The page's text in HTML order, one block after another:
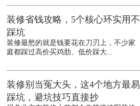
装修省钱攻略，5个核心环实用不
踩坑
装修最愁的就是钱要花在刀刃上，不少家
庭都踩过高价买鸡肋、低价踩大...
装修别当冤大头，这4个地方最易
踩坑，避坑技巧直接抄